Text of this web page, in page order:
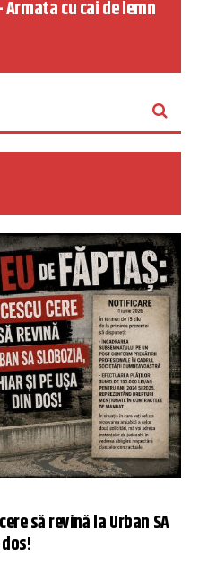
Armata cu cai de lemn
să revină la Urban SA